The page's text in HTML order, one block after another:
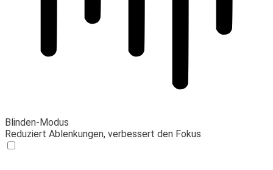
Blinden-Modus
Reduziert Ablenkungen, verbessert den Fokus